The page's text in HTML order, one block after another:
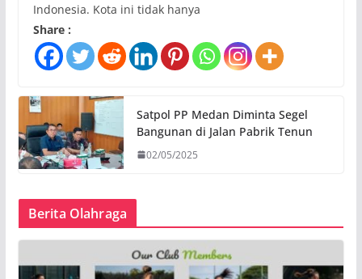
Indonesia. Kota ini tidak hanya
Share :
Satpol PP Medan Diminta Segel
Bangunan di Jalan Pabrik Tenun
02/05/2025
Berita Olahraga